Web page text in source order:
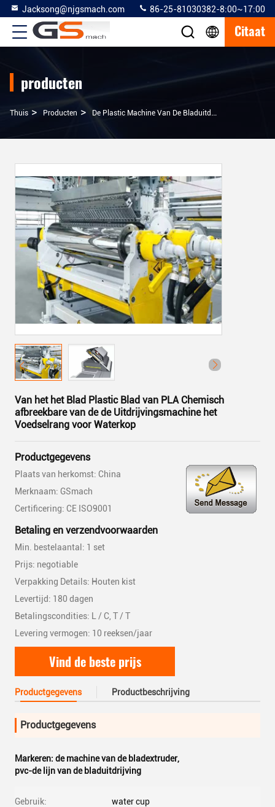
Jacksong@njgsmach.com 86-25-81030382-8:00~17:00
Citaat
producten
Thuis > Producten > De Plastic Machine Van De Bladuitdrijving
Van het het Blad Plastic Blad van PLA Chemisch
afbreekbare van de de Uitdrijvingsmachine het
Voedselrang voor Waterkop
Productgegevens
Plaats van herkomst: China
Merknaam: GSmach
Certificering: CE ISO9001
Betaling en verzendvoorwaarden
Min. bestelaantal: 1 set
Prijs: negotiable
Verpakking Details: Houten kist
Levertijd: 180 dagen
Betalingscondities: L / C, T / T
Levering vermogen: 10 reeksen/jaar
Vind de beste prijs
Productgegevens Productbeschrijving
Productgegevens
Markeren: de machine van de bladextruder,
pvc-de lijn van de bladuitdrijving
Gebruik: water cup